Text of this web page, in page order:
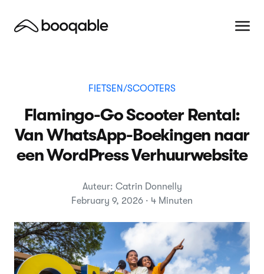
FIETSEN/SCOOTERS
Flamingo-Go Scooter Rental:
Van WhatsApp-Boekingen naar
een WordPress Verhuurwebsite
Auteur: Catrin Donnelly
February 9, 2026 · 4 Minuten